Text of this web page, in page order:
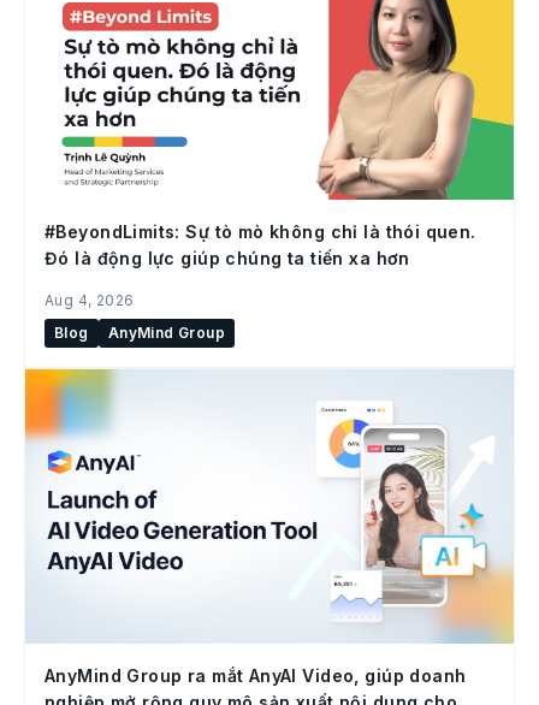
#BeyondLimits: Sự tò mò không chỉ là thói quen.
Đó là động lực giúp chúng ta tiến xa hơn
Aug 4, 2026
Blog
AnyMind Group
AnyMind Group ra mắt AnyAI Video, giúp doanh